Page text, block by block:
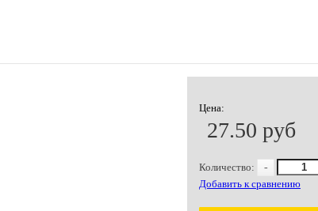
Цена:
27.50 руб
Количество: -
Добавить к сравнению